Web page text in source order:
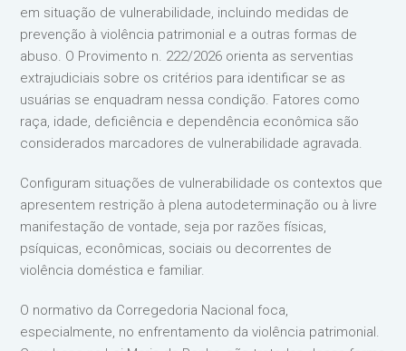
em situação de vulnerabilidade, incluindo medidas de
prevenção à violência patrimonial e a outras formas de
abuso. O Provimento n. 222/2026 orienta as serventias
extrajudiciais sobre os critérios para identificar se as
usuárias se enquadram nessa condição. Fatores como
raça, idade, deficiência e dependência econômica são
considerados marcadores de vulnerabilidade agravada.
Configuram situações de vulnerabilidade os contextos que
apresentem restrição à plena autodeterminação ou à livre
manifestação de vontade, seja por razões físicas,
psíquicas, econômicas, sociais ou decorrentes de
violência doméstica e familiar.
O normativo da Corregedoria Nacional foca,
especialmente, no enfrentamento da violência patrimonial.